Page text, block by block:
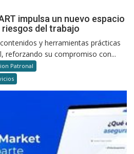
impulsa un nuevo espacio
del trabajo
y herramientas prácticas
reforzando su compromiso con...
Patronal